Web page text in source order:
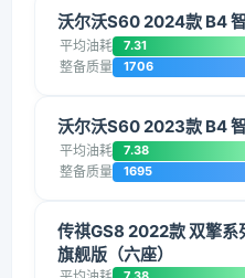
沃尔沃S60 2024款 B4
平均油耗 7.31
整备质量 1706
沃尔沃S60 2023款 B4
平均油耗 7.38
整备质量 1695
传祺GS8 2022款 双擎系
旗舰版（六座）